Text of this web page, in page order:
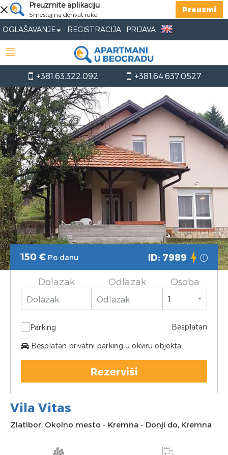
Preuzmite aplikaciju
Smeštaj na dohvat ruke!
Preuzmi
OGLAŠAVANJE REGISTRACIJA PRIJAVA
+381.63.322.092 +381.64.637.0527
150 € Po danu ID: 7989
Dolazak Odlazak Osoba
Parking Besplatan
Besplatan privatni parking u okviru objekta
Rezerviši
Vila Vitas
Zlatibor, Okolno mesto - Kremna - Donji do, Kremna